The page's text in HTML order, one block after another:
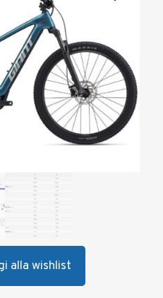
alla wishlist